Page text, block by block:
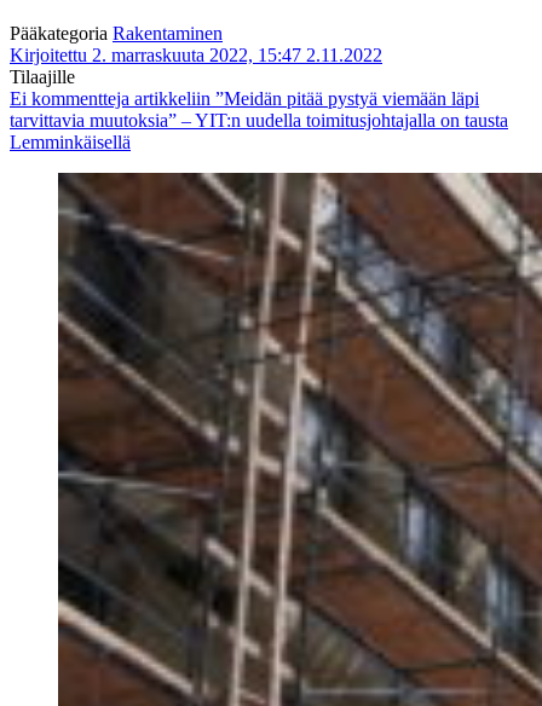
Pääkategoria Rakentaminen
Kirjoitettu 2. marraskuuta 2022, 15:47 2.11.2022
Tilaajille
Ei kommentteja artikkeliin ”Meidän pitää pystyä viemään läpi
tarvittavia muutoksia” – YIT:n uudella toimitusjohtajalla on tausta
Lemminkäisellä